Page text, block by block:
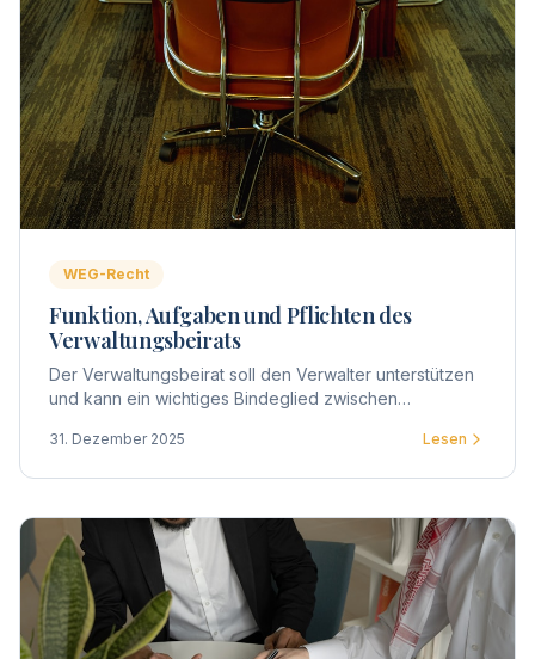
WEG-Recht
Funktion, Aufgaben und Pflichten des
Verwaltungsbeirats
Der Verwaltungsbeirat soll den Verwalter unterstützen
und kann ein wichtiges Bindeglied zwischen
zwingend vorgeschrieben ist die Wahl eines Beirats
31. Dezember 2025 Lesen